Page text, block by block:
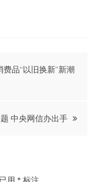
品“以旧换新”新潮
中央网信办出手
用 * 标注